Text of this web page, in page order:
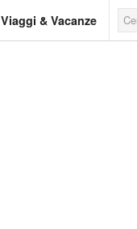
Viaggi & Vacanze